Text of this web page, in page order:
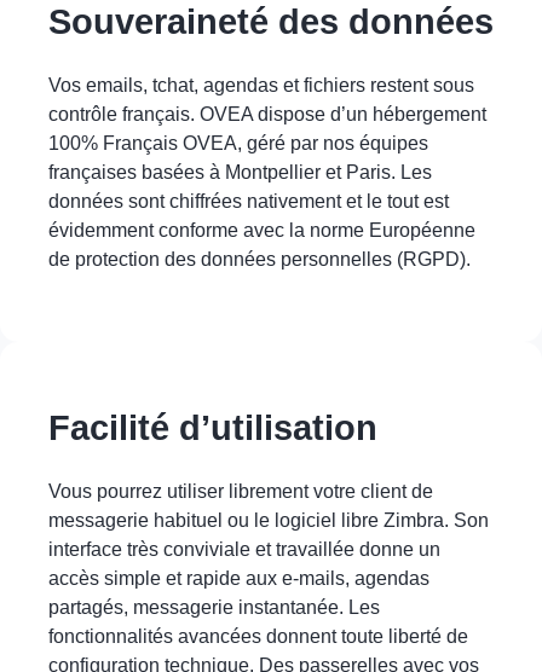
Souveraineté des données
Vos emails, tchat, agendas et fichiers restent sous
contrôle français. OVEA dispose d’un hébergement
100% Français OVEA, géré par nos équipes
françaises basées à Montpellier et Paris. Les
données sont chiffrées nativement et le tout est
évidemment conforme avec la norme Européenne
de protection des données personnelles (RGPD).
Facilité d’utilisation
Vous pourrez utiliser librement votre client de
messagerie habituel ou le logiciel libre Zimbra. Son
interface très conviviale et travaillée donne un
accès simple et rapide aux e-mails, agendas
partagés, messagerie instantanée. Les
fonctionnalités avancées donnent toute liberté de
configuration technique. Des passerelles avec vos